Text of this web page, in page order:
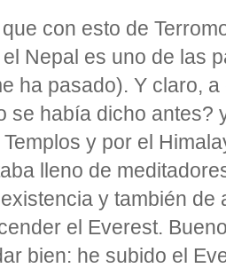
con esto de
Nepal es uno de las
ha pasado). Y claro,
se había dicho
y por el
lleno de
y también
el Everest.
bien: he subido el